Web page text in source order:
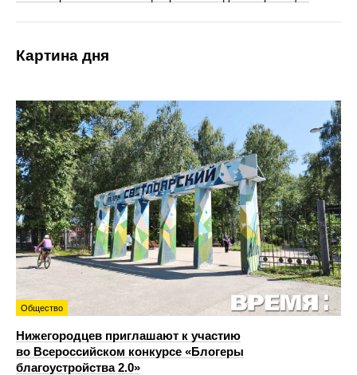
Картина дня
Общество
Нижегородцев приглашают к участию
во Всероссийском конкурсе «Блогеры
благоустройства 2.0»